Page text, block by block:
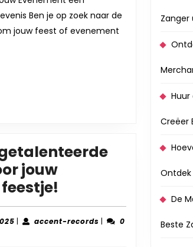
Breng
de
Evenement
Ben je op zoek naar de
jouw feest of evenement
jouw
een
getalenteerde
30
| accent-records accent-
|
0
Zanger
Huur
Creëer
De
Beste